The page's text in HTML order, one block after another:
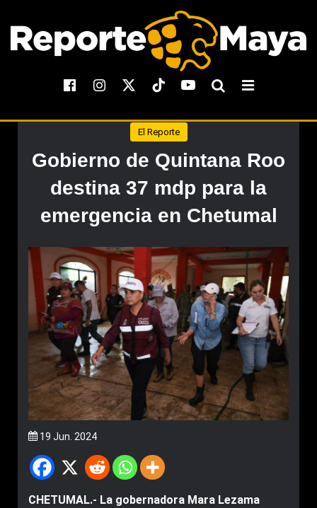
El Reporte
Gobierno de Quintana Roo
destina 37 mdp para la
emergencia en Chetumal
19 Jun. 2024
CHETUMAL.- La gobernadora Mara Lezama